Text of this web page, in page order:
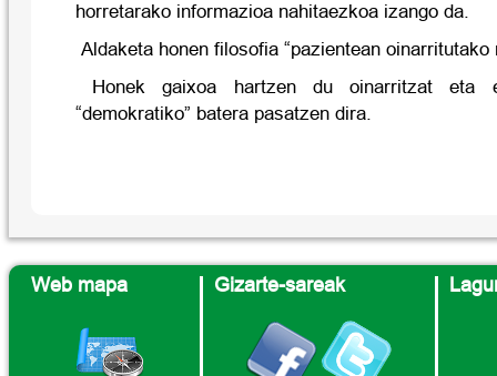
horretarako informazioa nahitaezkoa izango da.
Aldaketa honen filosofia “pazientean oinarritutako
Honek gaixoa hartzen du oinarritzat eta
“demokratiko” batera pasatzen dira.
Web mapa Gizarte-sareak